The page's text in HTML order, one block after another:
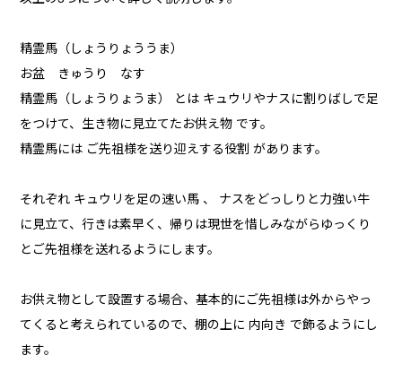
精霊馬（しょうりょううま）
お盆 きゅうり なす
精霊馬（しょうりょうま） とは キュウリやナスに割りばしで足
をつけて、生き物に見立てたお供え物 です。
精霊馬には ご先祖様を送り迎えする役割 があります。
それぞれ キュウリを足の速い馬 、 ナスをどっしりと力強い牛
に見立て、行きは素早く、帰りは現世を惜しみながらゆっくり
とご先祖様を送れるようにします。
お供え物として設置する場合、基本的にご先祖様は外からやっ
てくると考えられているので、棚の上に 内向き で飾るようにし
ます。